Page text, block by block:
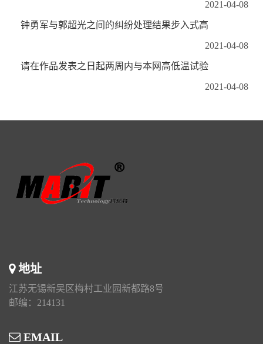
2021-04-08
钟勇军与郭超光之间的纠纷处理结果步入式高
2021-04-08
请在作品发表之日起两周内与本网高低温试验
2021-04-08
地址
江苏无锡新吴区梅村工业园新都路8号
邮编：214131
EMAIL